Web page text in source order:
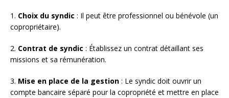
1. Choix du syndic : Il peut être professionnel ou bénévole (un
copropriétaire).
2. Contrat de syndic : Établissez un contrat détaillant ses
missions et sa rémunération.
3. Mise en place de la gestion : Le syndic doit ouvrir un
compte bancaire séparé pour la copropriété et mettre en place